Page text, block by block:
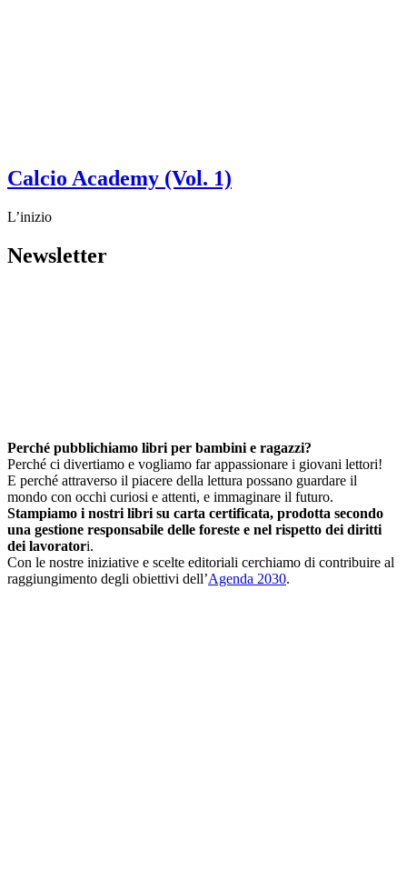
Calcio Academy (Vol. 1)
L’inizio
Newsletter
Perché pubblichiamo libri per bambini e ragazzi?
Perché ci divertiamo e vogliamo far appassionare i giovani lettori!
E perché attraverso il piacere della lettura possano guardare il
mondo con occhi curiosi e attenti, e immaginare il futuro.
Stampiamo i nostri libri su carta certificata, prodotta secondo
una gestione responsabile delle foreste e nel rispetto dei diritti
dei lavoratori.
Con le nostre iniziative e scelte editoriali cerchiamo di contribuire al
raggiungimento degli obiettivi dell’Agenda 2030.